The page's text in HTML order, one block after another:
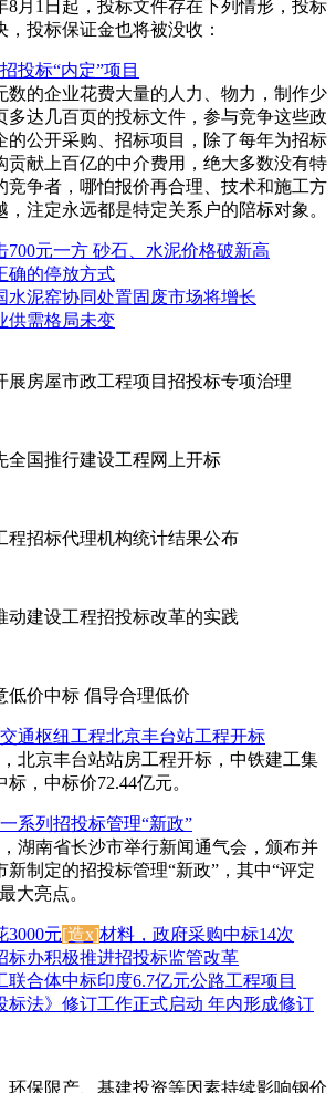
8月1日起，投标文件存在下列情形，投标
，投标保证金也将被没收：
投标“内定”项目
数的企业花费大量的人力、物力，制作少
多达几百页的投标文件，参与竞争这些政
的公开采购、招标项目，除了每年为招标
贡献上百亿的中介费用，绝大多数没有特
竞争者，哪怕报价再合理、技术和施工方
，注定永远都是特定关系户的陪标对象。
700元一方 砂石、水泥价格破新高
确的停放方式
水泥窑协同处置固废市场将增长
供需格局未变
展房屋市政工程项目招投标专项治理
全国推行建设工程网上开标
程招标代理机构统计结果公布
动建设工程招投标改革的实践
低价中标 倡导合理低价
通枢纽工程北京丰台站工程开标
北京丰台站站房工程开标，中铁建工集
标，中标价72.44亿元。
系列招投标管理“新政”
湖南省长沙市举行新闻通气会，颁布并
新制定的招投标管理“新政”，其中“评定
大亮点。
3000元[造x]材料，政府采购中标14次
标办积极推进招投标监管改革
联合体中标印度6.7亿元公路工程项目
标法》修订工作正式启动 年内形成修订
环保限产、基建投资等因素持续影响钢价